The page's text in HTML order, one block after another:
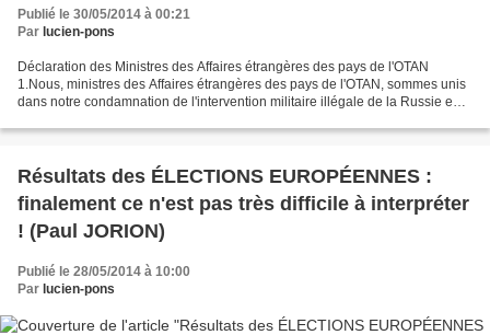
Publié le 30/05/2014 à 00:21
Par lucien-pons
Déclaration des Ministres des Affaires étrangères des pays de l'OTAN
1.Nous, ministres des Affaires étrangères des pays de l'OTAN, sommes unis
dans notre condamnation de l'intervention militaire illégale de la Russie en
Résultats des ÉLECTIONS EUROPÉENNES :
finalement ce n'est pas très difficile à interpréter
! (Paul JORION)
Publié le 28/05/2014 à 10:00
Par lucien-pons